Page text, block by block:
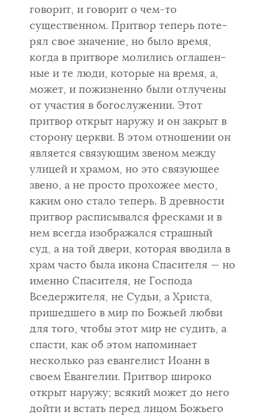
говорит, и говорит о чем-то
существенном. Притвор теперь поте­
рял свое значение, но было время,
когда в притворе молились оглашен­
ные и те люди, которые на время, а,
может, и пожизненно были отлуче­ны
от участия в богослужении. Этот
притвор открыт наружу и он закрыт в
сторону церкви. В этом отношении он
является связующим звеном между
улицей и храмом, но это связующее
звено, а не просто прохожее место,
каким оно стало теперь. В древности
притвор расписывался фресками и в
нем всегда изображался страшный
суд, а на той двери, которая вводи­ла в
храм часто была икона Спасителя — но
именно Спасителя, не Госпо­да
Вседержителя, не Судьи, а Христа,
пришедшего в мир по Божьей люб­ви
для того, чтобы этот мир не судить, а
спасти, как об этом напоми­нает
несколько раз евангелист Иоанн в
своем Евангелии. Притвор широко
открыт наружу; всякий может до него
дойти и встать перед лицом Божье­го